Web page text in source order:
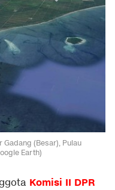
Gadang (Besar), Pulau
Earth)
Komisi II DPR